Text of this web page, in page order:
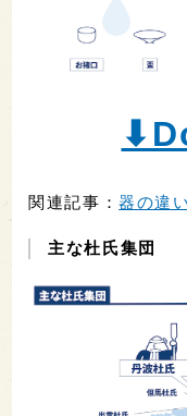
関連記事：器の違
主な杜氏集団